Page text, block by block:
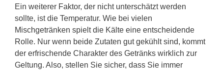
Ein weiterer Faktor, der nicht unterschätzt werden
sollte, ist die Temperatur. Wie bei vielen
Mischgetränken spielt die Kälte eine entscheidende
Rolle. Nur wenn beide Zutaten gut gekühlt sind, kommt
der erfrischende Charakter des Getränks wirklich zur
Geltung. Also, stellen Sie sicher, dass Sie immer